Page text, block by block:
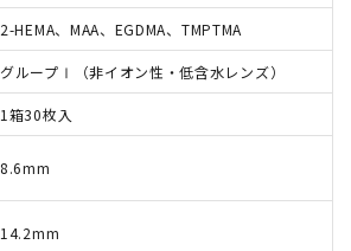
2-HEMA、MAA、EGDMA、TMPTMA
グループⅠ（非イオン性・低含水レンズ）
1箱30枚入
8.6mm
14.2mm